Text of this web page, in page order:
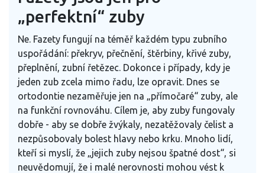
„perfektní“ zuby
Ne. Fazety fungují na téměř každém typu zubního
uspořádání: překryv, přečnění, štěrbiny, křivé zuby,
přeplnění, zubní řetězec. Dokonce i případy, kdy je
jeden zub zcela mimo řadu, lze opravit. Dnes se
ortodontie nezaměřuje jen na „přímočaré“ zuby, ale
na funkční rovnováhu. Cílem je, aby zuby fungovaly
dobře - aby se dobře žvýkaly, nezatěžovaly čelist a
nezpůsobovaly bolest hlavy nebo krku. Mnoho lidí,
kteří si myslí, že „jejich zuby nejsou špatné dost“, si
neuvědomují, že i malé nerovnosti mohou vést k